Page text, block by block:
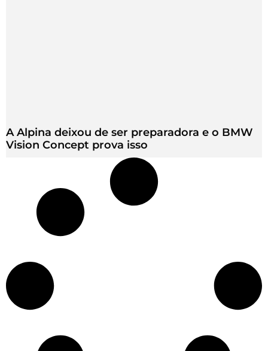
A Alpina deixou de ser preparadora e o BMW
Vision Concept prova isso